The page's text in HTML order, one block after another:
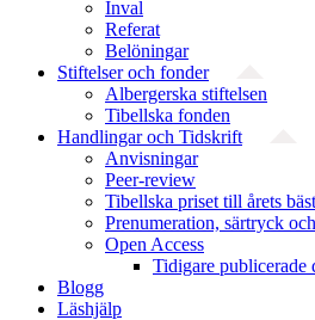
Inval
Referat
Belöningar
Stiftelser och fonder
Albergerska stiftelsen
Tibellska fonden
Handlingar och Tidskrift
Anvisningar
Peer-review
Tibellska priset till årets
Prenumeration, särtryck
Open Access
Tidigare publicerade
Blogg
Läshjälp